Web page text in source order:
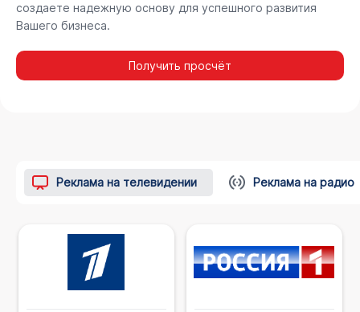
создаете надежную основу для успешного развития
Вашего бизнеса.
Получить просчёт
Реклама на телевидении Реклама на радио